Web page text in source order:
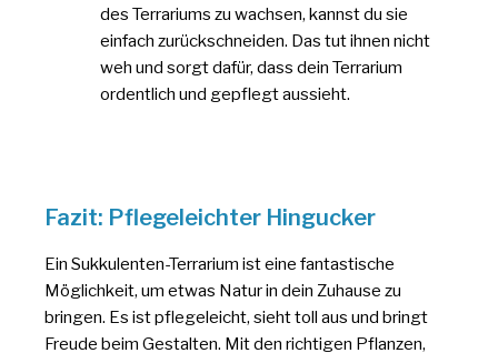
des Terrariums zu wachsen, kannst du sie
einfach zurückschneiden. Das tut ihnen nicht
weh und sorgt dafür, dass dein Terrarium
ordentlich und gepflegt aussieht.
Fazit: Pflegeleichter Hingucker
Ein Sukkulenten-Terrarium ist eine fantastische
Möglichkeit, um etwas Natur in dein Zuhause zu
bringen. Es ist pflegeleicht, sieht toll aus und bringt
Freude beim Gestalten. Mit den richtigen Pflanzen,